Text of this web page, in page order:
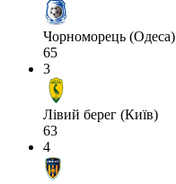
Чорноморець (Одеса)
65
3
Лівий берег (Київ)
63
4